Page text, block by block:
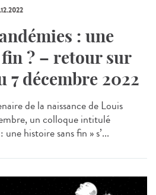
: une
? – retour sur
7 décembre 2022
de la naissance de Louis
un colloque intitulé
histoire sans fin » s’...